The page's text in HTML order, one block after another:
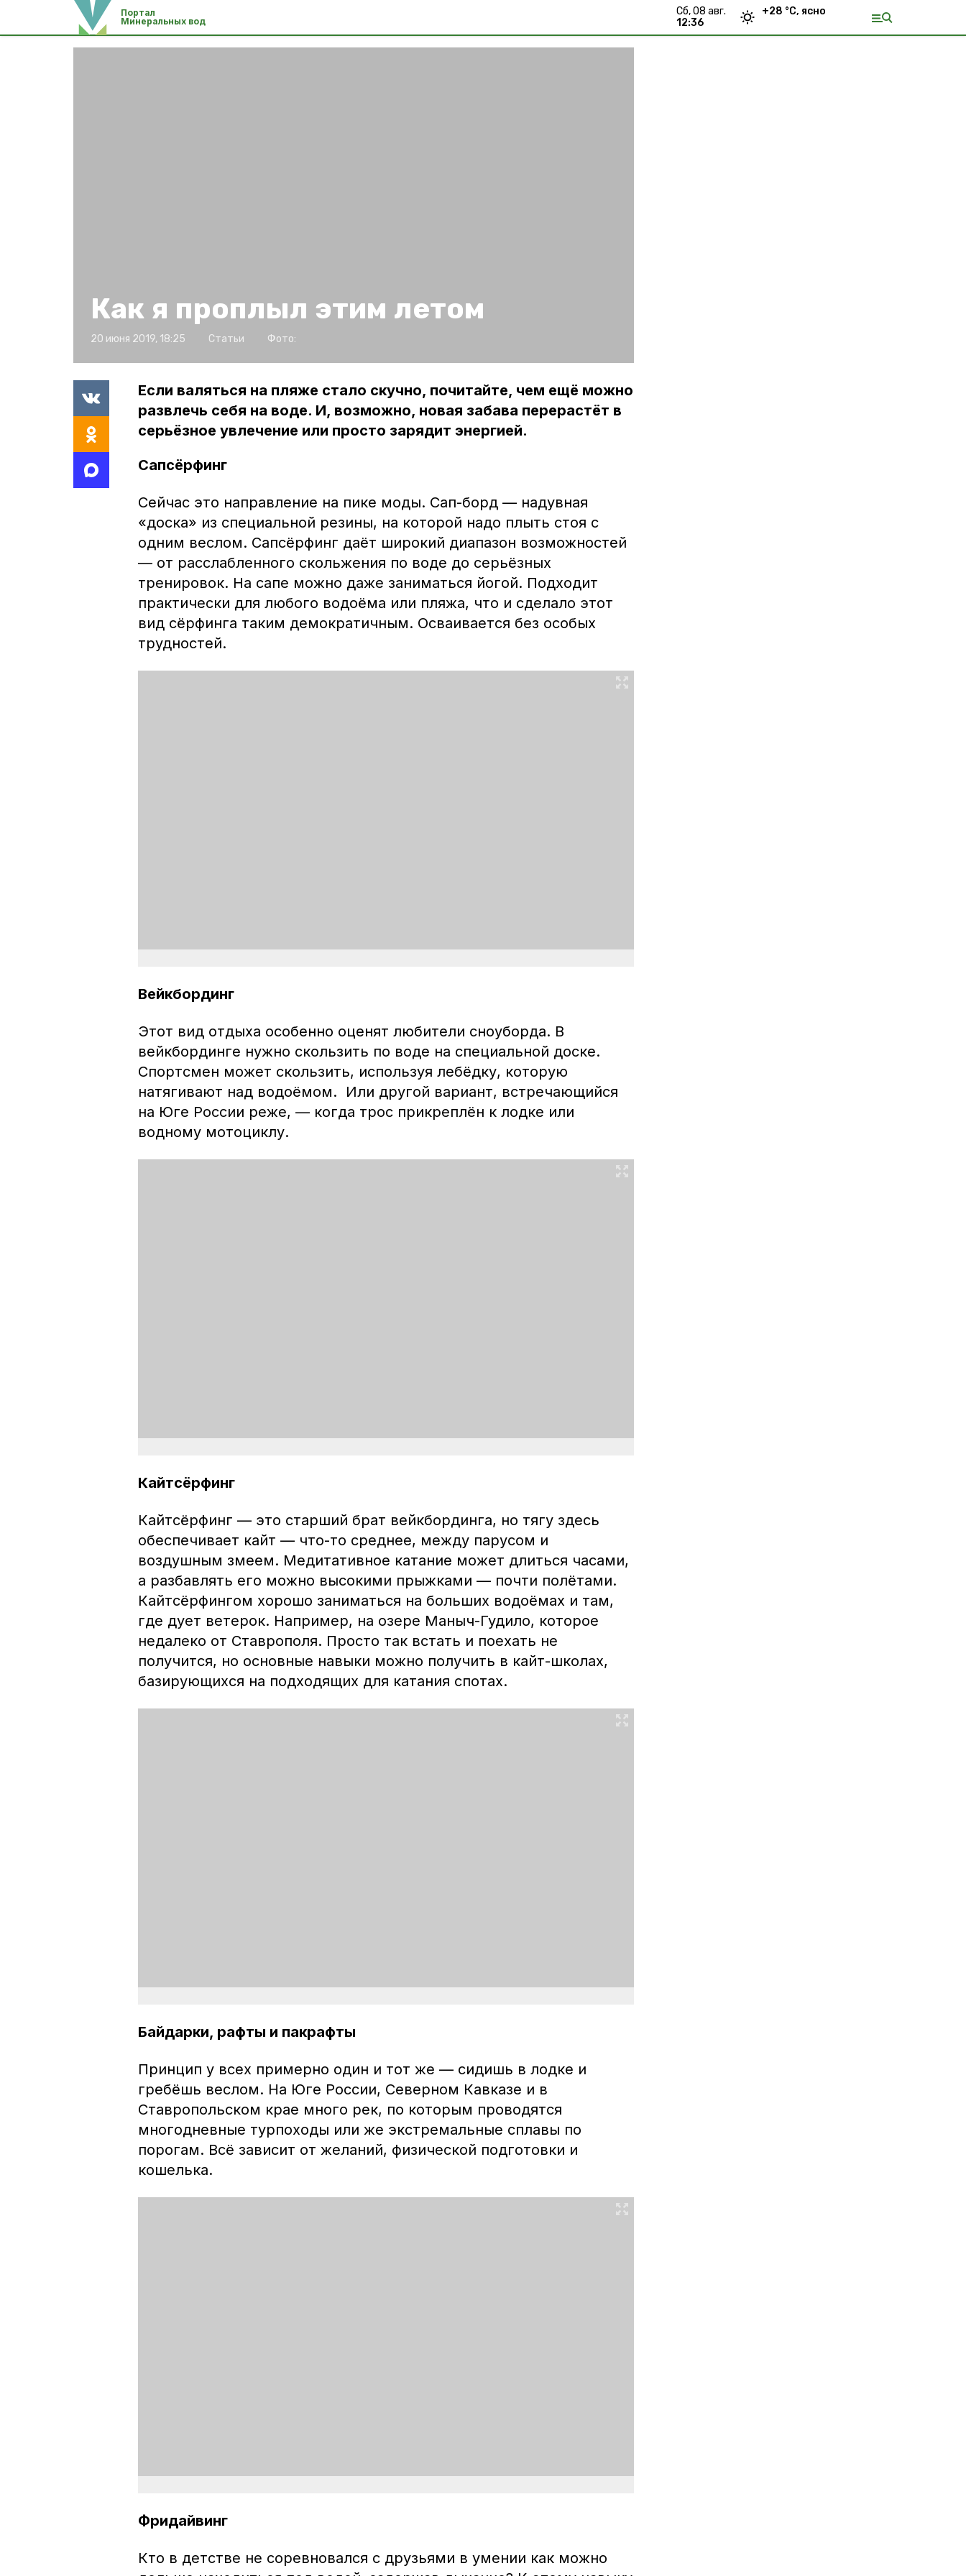
Портал
Минеральных вод
сб, 08 авг.
12:36
+28 °С, ясно
Как я проплыл этим летом
20 июня 2019, 18:25 Статьи Фото:
Если валяться на пляже стало скучно, почитайте, чем ещё можно
развлечь себя на воде. И, возможно, новая забава перерастёт в
серьёзное увлечение или просто зарядит энергией.
Сапсёрфинг
Сейчас это направление на пике моды. Сап-борд — надувная
«доска» из специальной резины, на которой надо плыть стоя с
одним веслом. Сапсёрфинг даёт широкий диапазон возможностей
— от расслабленного скольжения по воде до серьёзных
тренировок. На сапе можно даже заниматься йогой. Подходит
практически для любого водоёма или пляжа, что и сделало этот
вид сёрфинга таким демократичным. Осваивается без особых
трудностей.
Вейкбординг
Этот вид отдыха особенно оценят любители сноуборда. В
вейкбординге нужно скользить по воде на специальной доске.
Спортсмен может скользить, используя лебёдку, которую
натягивают над водоёмом. Или другой вариант, встречающийся
на Юге России реже, — когда трос прикреплён к лодке или
водному мотоциклу.
Кайтсёрфинг
Кайтсёрфинг — это старший брат вейкбординга, но тягу здесь
обеспечивает кайт — что-то среднее, между парусом и
воздушным змеем. Медитативное катание может длиться часами,
а разбавлять его можно высокими прыжками — почти полётами.
Кайтсёрфингом хорошо заниматься на больших водоёмах и там,
где дует ветерок. Например, на озере Маныч-Гудило, которое
недалеко от Ставрополя. Просто так встать и поехать не
получится, но основные навыки можно получить в кайт-школах,
базирующихся на подходящих для катания спотах.
Байдарки, рафты и пакрафты
Принцип у всех примерно один и тот же — сидишь в лодке и
гребёшь веслом. На Юге России, Северном Кавказе и в
Ставропольском крае много рек, по которым проводятся
многодневные турпоходы или же экстремальные сплавы по
порогам. Всё зависит от желаний, физической подготовки и
кошелька.
Фридайвинг
Кто в детстве не соревновался с друзьями в умении как можно